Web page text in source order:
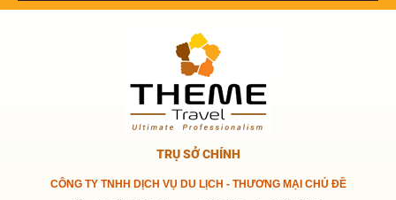
TRỤ SỞ CHÍNH
CÔNG TY TNHH DỊCH VỤ DU LỊCH - THƯƠNG MẠI CHỦ ĐỀ